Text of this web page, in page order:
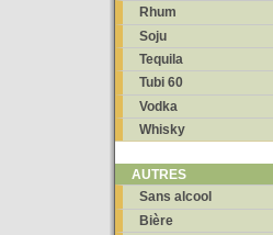
Rhum
Soju
Tequila
Tubi 60
Vodka
Whisky
AUTRES
Sans alcool
Bière